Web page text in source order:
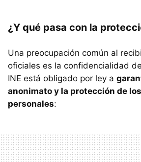
¿Y qué pasa con la
Una preocupación común al
oficiales es la confidencialidad
INE está obligado por ley a
anonimato y la protección de
personales: